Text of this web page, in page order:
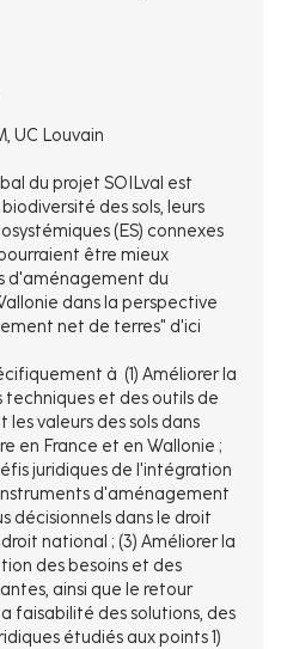
UC Louvain
du projet SOILval est
des sols, leurs
(ES) connexes
être mieux
d'aménagement du
dans la perspective
net de terres" d'ici
à (1) Améliorer la
techniques et des outils de
valeurs des sols dans
en France et en Wallonie ;
juridiques de l'intégration
d'aménagement
décisionnels dans le droit
national ; (3) Améliorer la
des besoins et des
ainsi que le retour
faisabilité des solutions, des
étudiés aux points 1)